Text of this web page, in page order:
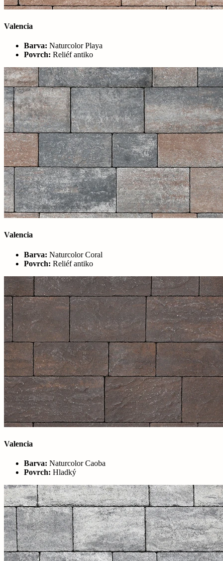
Valencia
Barva: Naturcolor Playa
Povrch: Reliéf antiko
Valencia
Barva: Naturcolor Coral
Povrch: Reliéf antiko
Valencia
Barva: Naturcolor Caoba
Povrch: Hladký